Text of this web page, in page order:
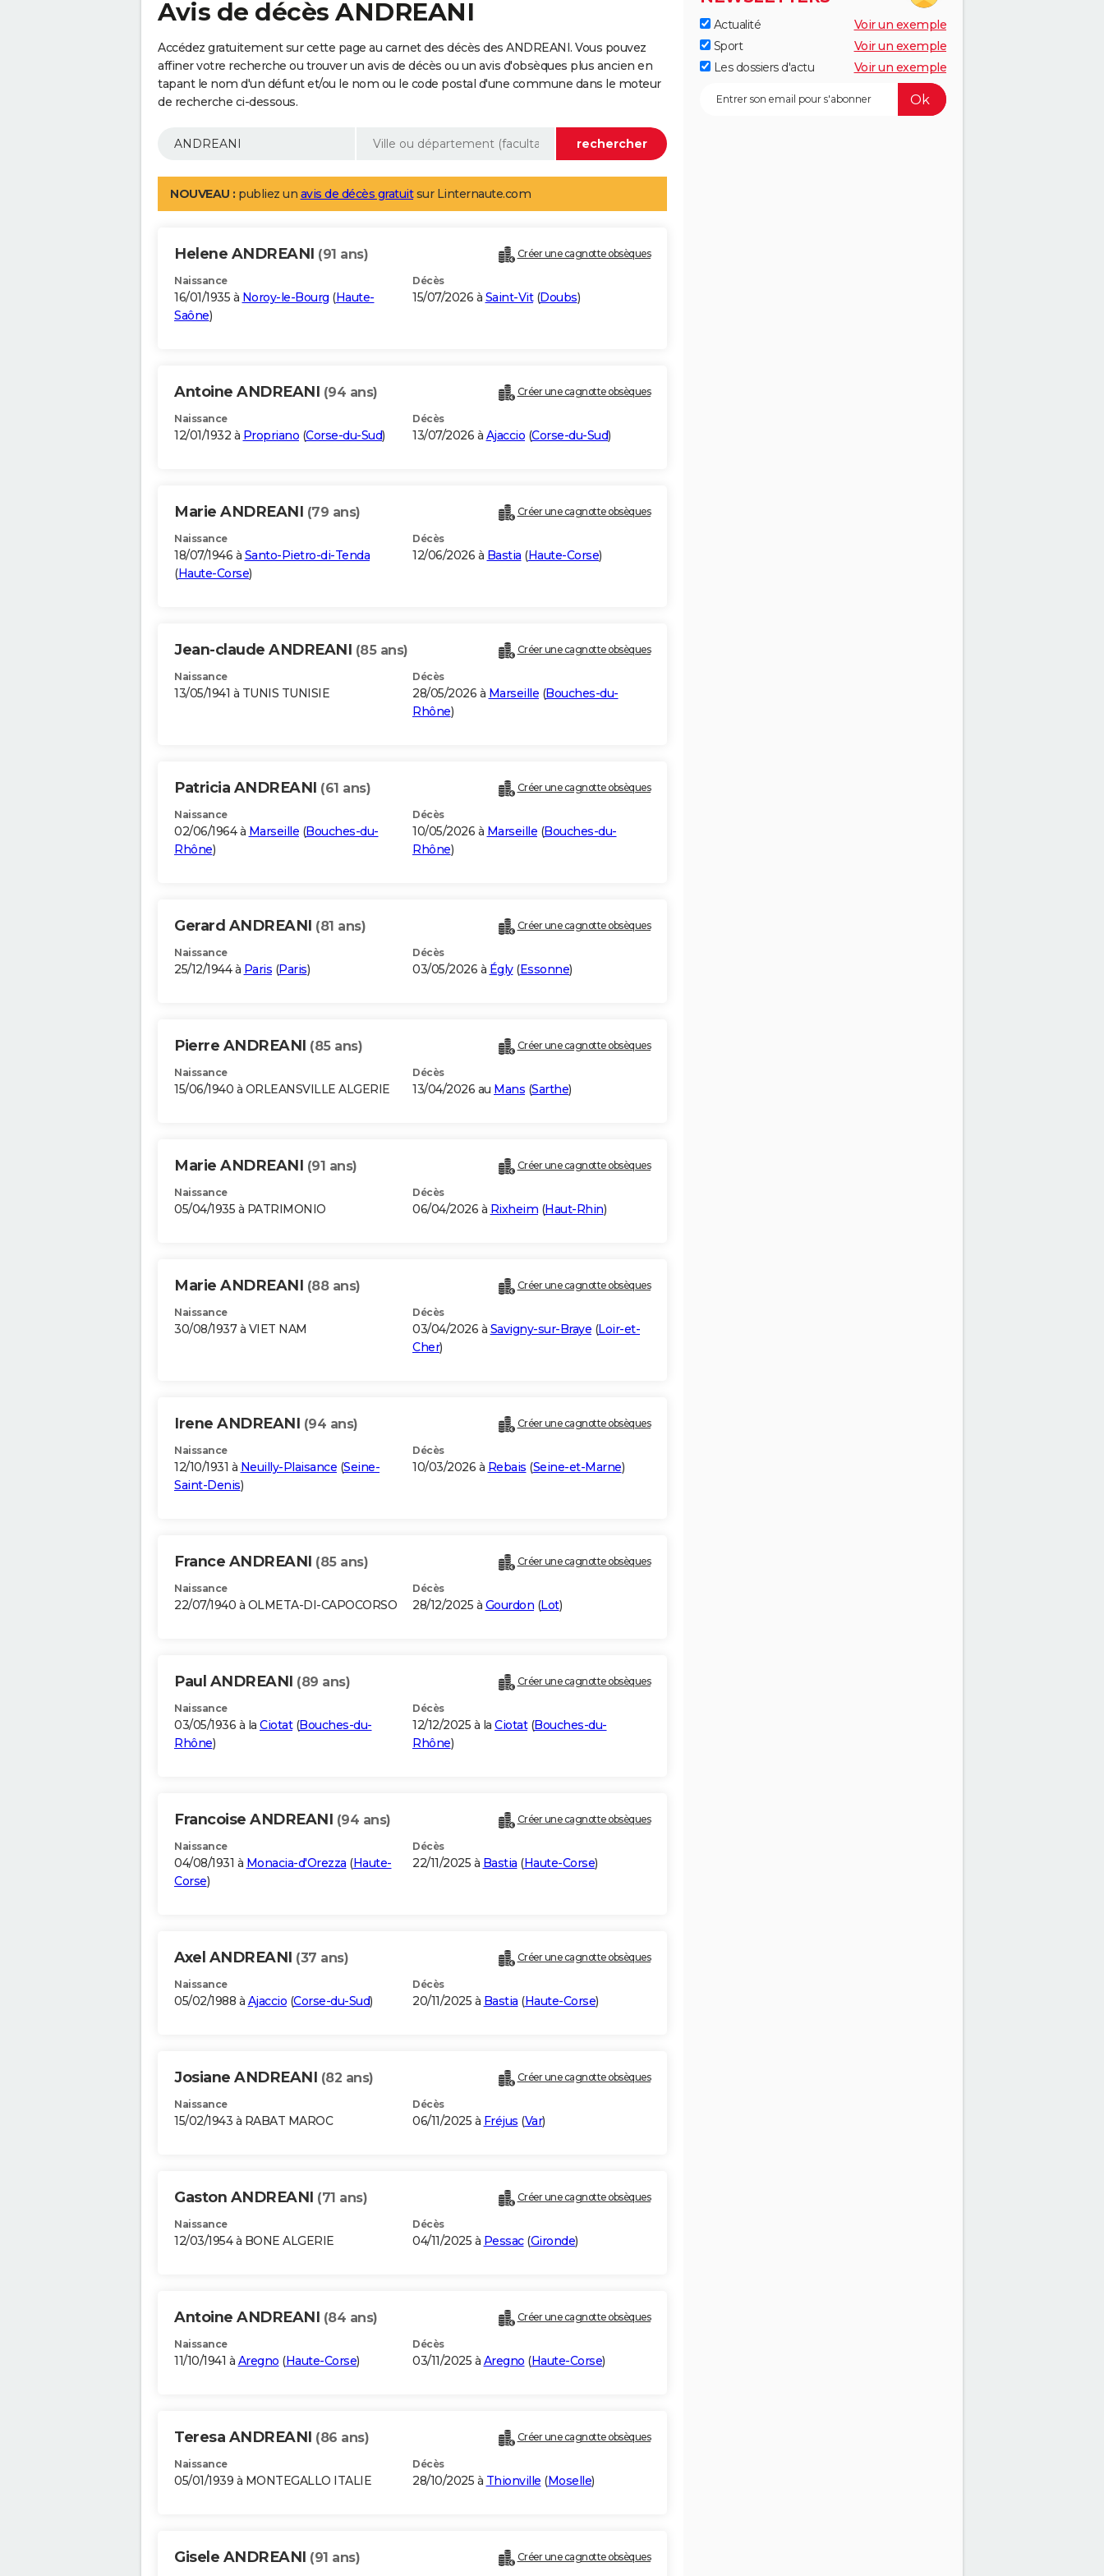
Avis de décès ANDREANI
Accédez gratuitement sur cette page au carnet des décès des ANDREANI. Vous pouvez
affiner votre recherche ou trouver un avis de décès ou un avis d'obsèques plus ancien en
tapant le nom d'un défunt et/ou le nom ou le code postal d'une commune dans le moteur
de recherche ci-dessous.
NOUVEAU : publiez un avis de décès gratuitsur Linternaute.com
Helene ANDREANI (91 ans) Créer une cagnotte obsèques
Naissance
16/01/1935 à Noroy-le-Bourg (Haute-
Saône)
Décès
15/07/2026 à Saint-Vit(Doubs)
Antoine ANDREANI (94 ans) Créer une cagnotte obsèques
Naissance
12/01/1932 à Propriano (Corse-du-Sud)
Décès
13/07/2026 à Ajaccio (Corse-du-Sud)
Marie ANDREANI (79 ans) Créer une cagnotte obsèques
Naissance
18/07/1946 à Santo-Pietro-di-Tenda
(Haute-Corse)
Décès
12/06/2026 à Bastia (Haute-Corse)
Jean-claude ANDREANI (85 ans) Créer une cagnotte obsèques
Naissance
13/05/1941 à TUNIS TUNISIE
Décès
28/05/2026 à Marseille (Bouches-du-
Rhône)
Patricia ANDREANI (61 ans) Créer une cagnotte obsèques
Naissance
02/06/1964 à Marseille (Bouches-du-
Rhône)
Décès
10/05/2026 à Marseille (Bouches-du-
Rhône)
Gerard ANDREANI (81 ans) Créer une cagnotte obsèques
Naissance
25/12/1944 à Paris (Paris)
Décès
03/05/2026 à Égly(Essonne)
Pierre ANDREANI (85 ans) Créer une cagnotte obsèques
Naissance
15/06/1940 à ORLEANSVILLE ALGERIE
Décès
13/04/2026 au Mans (Sarthe)
Marie ANDREANI (91 ans) Créer une cagnotte obsèques
Naissance
05/04/1935 à PATRIMONIO
Décès
06/04/2026 à Rixheim (Haut-Rhin)
Marie ANDREANI (88 ans) Créer une cagnotte obsèques
Naissance
30/08/1937 à VIET NAM
Décès
03/04/2026 à Savigny-sur-Braye (Loir-et-
Cher)
Irene ANDREANI (94 ans) Créer une cagnotte obsèques
Naissance
12/10/1931 à Neuilly-Plaisance (Seine-
Saint-Denis)
Décès
10/03/2026 à Rebais (Seine-et-Marne)
France ANDREANI (85 ans) Créer une cagnotte obsèques
Naissance
22/07/1940 à OLMETA-DI-CAPOCORSO
Décès
28/12/2025 à Gourdon (Lot)
Paul ANDREANI (89 ans) Créer une cagnotte obsèques
Naissance
03/05/1936 à la Ciotat(Bouches-du-
Rhône)
Décès
12/12/2025 à la Ciotat(Bouches-du-
Rhône)
Francoise ANDREANI (94 ans) Créer une cagnotte obsèques
Naissance
04/08/1931 à Monacia-d'Orezza (Haute-
Corse)
Décès
22/11/2025 à Bastia (Haute-Corse)
Axel ANDREANI (37 ans) Créer une cagnotte obsèques
Naissance
05/02/1988 à Ajaccio (Corse-du-Sud)
Décès
20/11/2025 à Bastia (Haute-Corse)
Josiane ANDREANI (82 ans) Créer une cagnotte obsèques
Naissance
15/02/1943 à RABAT MAROC
Décès
06/11/2025 à Fréjus (Var)
Gaston ANDREANI (71 ans) Créer une cagnotte obsèques
Naissance
12/03/1954 à BONE ALGERIE
Décès
04/11/2025 à Pessac(Gironde)
Antoine ANDREANI (84 ans) Créer une cagnotte obsèques
Naissance
11/10/1941 à Aregno (Haute-Corse)
Décès
03/11/2025 à Aregno (Haute-Corse)
Teresa ANDREANI (86 ans) Créer une cagnotte obsèques
Naissance
05/01/1939 à MONTEGALLO ITALIE
Décès
28/10/2025 à Thionville (Moselle)
Gisele ANDREANI (91 ans) Créer une cagnotte obsèques
Actualité
Voir un exemple
Sport
Voir un exemple
Les dossiers d'actu
Voir un exemple